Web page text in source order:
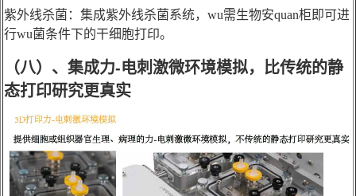
紫外线杀菌：集成紫外线杀菌系统，wu需生物安quan柜即可进
行wu菌条件下的干细胞打印。
（八）、集成力-电刺激微环境模拟，比传统的静
态打印研究更真实